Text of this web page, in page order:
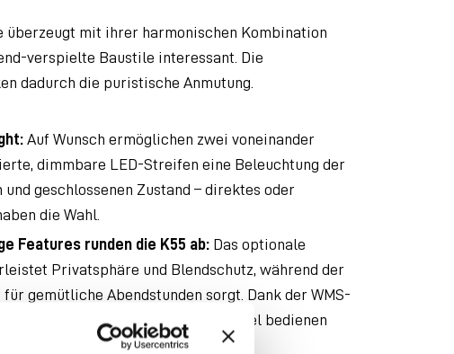
überzeugt mit ihrer harmonischen Kombination
verspielte Baustile interessant. Die
dadurch die puristische Anmutung.
Auf Wunsch ermöglichen zwei voneinander
dimmbare LED-Streifen eine Beleuchtung der
geschlossenen Zustand – direktes oder
die Wahl.
Features runden die K55 ab: Das optionale
Privatsphäre und Blendschutz, während der
gemütliche Abendstunden sorgt. Dank der WMS-
App lässt sich die Markise komfortabel bedienen
Unwetter schützen.